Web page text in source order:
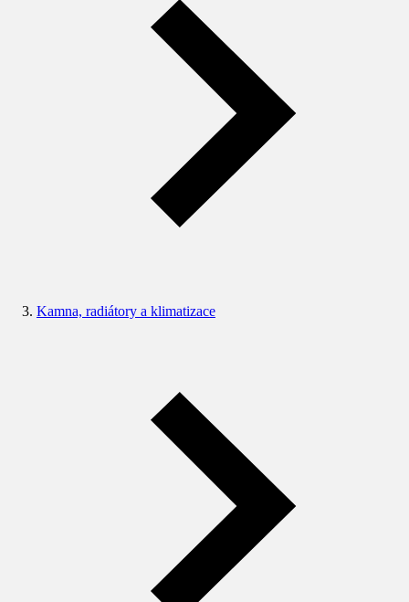
Kamna, radiátory a klimatizace